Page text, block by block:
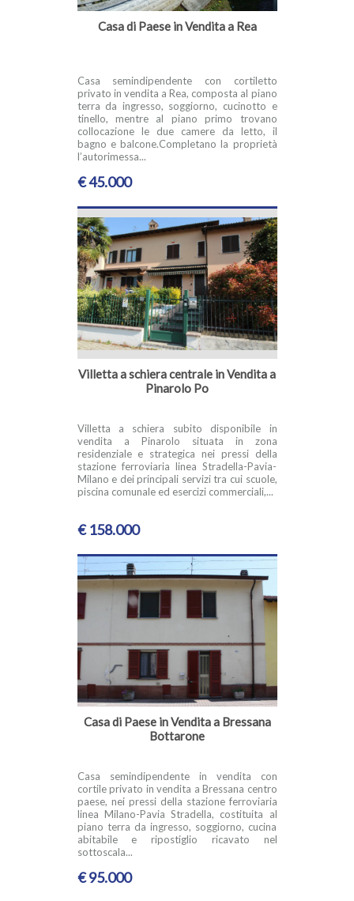
Casa di Paese in Vendita a Rea
Casa semindipendente con cortiletto
privato in vendita a Rea, composta al piano
terra da ingresso, soggiorno, cucinotto e
tinello, mentre al piano primo trovano
collocazione le due camere da letto, il
bagno e balcone.Completano la proprietà
l’autorimessa...
€ 45.000
Villetta a schiera centrale in Vendita a
Pinarolo Po
Villetta a schiera subito disponibile in
vendita a Pinarolo situata in zona
residenziale e strategica nei pressi della
stazione ferroviaria linea Stradella-Pavia-
Milano e dei principali servizi tra cui scuole,
piscina comunale ed esercizi commerciali,...
€ 158.000
Casa di Paese in Vendita a Bressana
Bottarone
Casa semindipendente in vendita con
cortile privato in vendita a Bressana centro
paese, nei pressi della stazione ferroviaria
linea Milano-Pavia Stradella, costituita al
piano terra da ingresso, soggiorno, cucina
abitabile e ripostiglio ricavato nel
sottoscala...
€ 95.000